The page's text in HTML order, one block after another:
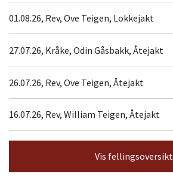
01.08.26, Rev, Ove Teigen, Lokkejakt
27.07.26, Kråke, Odin Gåsbakk, Åtejakt
26.07.26, Rev, Ove Teigen, Åtejakt
16.07.26, Rev, William Teigen, Åtejakt
Vis fellingsoversikt